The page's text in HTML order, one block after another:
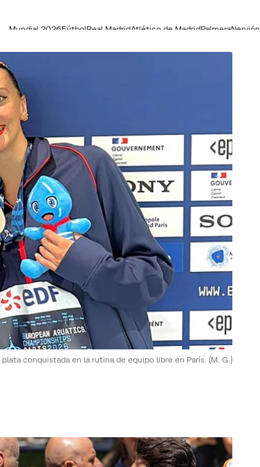
Mundial 2026FútbolReal MadridAtlético de MadridPalmeraNervión
conquistada en la rutina de equipo libre en París. (M. G.)